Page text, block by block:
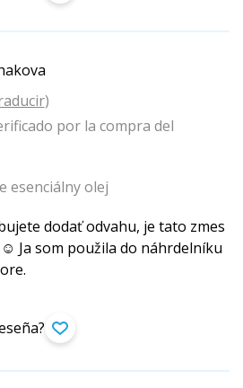
)
por la compra del
esenciálny olej
dodať odvahu, je tato zmes
Ja som použila do náhrdelníku